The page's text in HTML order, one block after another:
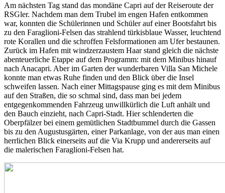
Am nächsten Tag stand das mondäne Capri auf der Reiseroute der
RSGler. Nachdem man dem Trubel im engen Hafen entkommen
war, konnten die Schülerinnen und Schüler auf einer Bootsfahrt bis
zu den Faraglioni-Felsen das strahlend türkisblaue Wasser, leuchtend
rote Korallen und die schroffen Felsformationen am Ufer bestaunen.
Zurück im Hafen mit windzerzaustem Haar stand gleich die nächste
abenteuerliche Etappe auf dem Programm: mit dem Minibus hinauf
nach Anacapri. Aber im Garten der wunderbaren Villa San Michele
konnte man etwas Ruhe finden und den Blick über die Insel
schweifen lassen. Nach einer Mittagspause ging es mit dem Minibus
auf den Straßen, die so schmal sind, dass man bei jedem
entgegenkommenden Fahrzeug unwillkürlich die Luft anhält und
den Bauch einzieht, nach Capri-Stadt. Hier schlenderten die
Oberpfälzer bei einem gemütlichen Stadtbummel durch die Gassen
bis zu den Augustusgärten, einer Parkanlage, von der aus man einen
herrlichen Blick einerseits auf die Via Krupp und andererseits auf
die malerischen Faraglioni-Felsen hat.